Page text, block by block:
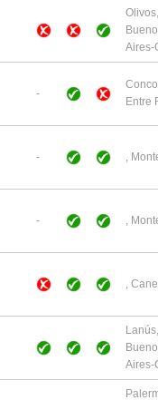
Olivos,
Aires-
-
Entre
- ,
- ,
,
Lanús,
Aires-